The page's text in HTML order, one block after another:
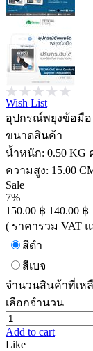
Wish List
อุปกรณ์พยุงข้อมือ
ขนาดสินค้า
น้ำหนัก: 0.50 KG
ความสูง: 15.00
Sale
7%
150.00 ฿ 140.00 ฿
( ราคารวม VAT
สีดำ
สีเบจ
จำนวนสินค้าที่เห
เลือกจำนวน
Add to cart
Like